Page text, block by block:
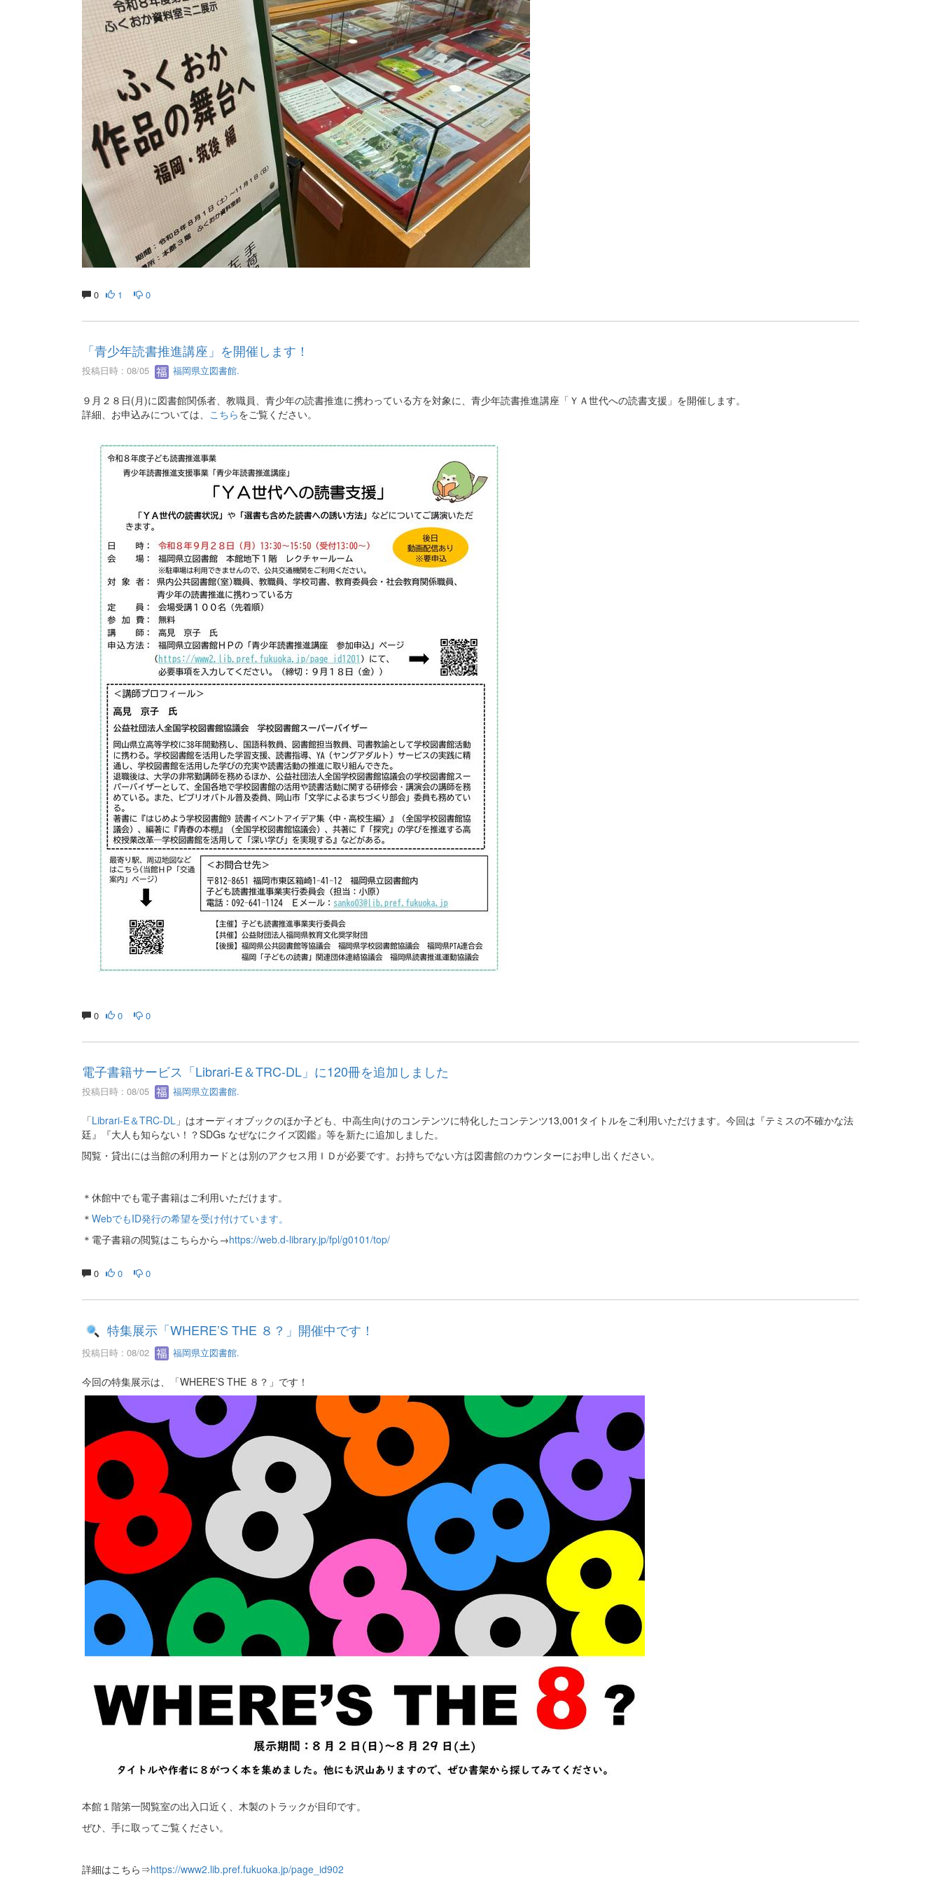
0 1 0
「青少年読書推進講座」を開催します！
投稿日時 : 08/05 福岡県立図書館.
９月２８日(月)に図書館関係者、教職員、青少年の読書推進に携わっている方を対象に、青少年読書推進講座「ＹＡ世代への読書支援」を開催します。
詳細、お申込みについては、 こちらをご覧ください。
0 0 0
電子書籍サービス「Librari-E＆TRC-DL」に120冊を追加しました
投稿日時 : 08/05 福岡県立図書館.
「Librari-E＆TRC-DL 」はオーディオブックのほか子ども、中高生向けのコンテンツに特化したコンテンツ13,001タイトルをご利用いただけます。今回は『テミスの不確かな法
廷』『大人も知らない！？SDGs なぜなにクイズ図鑑』等を新たに追加しました。
閲覧・貸出には当館の利用カードとは別のアクセス用ＩＤが必要です。お持ちでない方は図書館のカウンターにお申し出ください。
＊休館中でも電子書籍はご利用いただけます。
＊ WebでもID発行の希望を受け付けています。
＊電子書籍の閲覧はこちらから→https://web.d-library.jp/fpl/g0101/top/
0 0 0
特集展示「WHERE’S THE ８？」開催中です！
投稿日時 : 08/02 福岡県立図書館.
今回の特集展示は、「WHERE’S THE ８？」です！
本館１階第一閲覧室の出入口近く、木製のトラックが目印です。
ぜひ、手に取ってご覧ください。
詳細はこちら⇒https://www2.lib.pref.fukuoka.jp/page_id902